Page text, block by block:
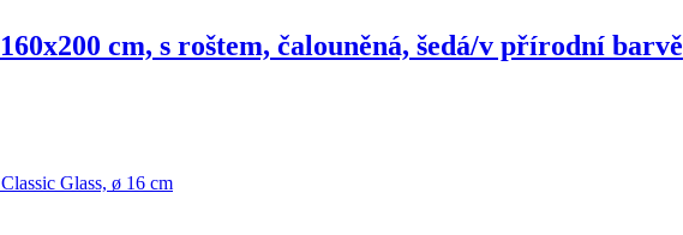
160x200 cm, s roštem, čalouněná, šedá/v přírodní barvě